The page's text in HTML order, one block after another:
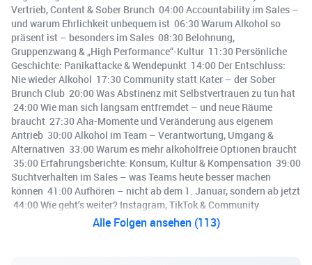
Vertrieb, Content & Sober Brunch 04:00 Accountability im Sales –
und warum Ehrlichkeit unbequem ist 06:30 Warum Alkohol so
präsent ist – besonders im Sales 08:30 Belohnung,
Gruppenzwang & „High Performance“-Kultur 11:30 Persönliche
Geschichte: Panikattacke & Wendepunkt 14:00 Der Entschluss:
Nie wieder Alkohol 17:30 Community statt Kater – der Sober
Brunch Club 20:00 Was Abstinenz mit Selbstvertrauen zu tun hat
24:00 Wie man sich langsam entfremdet – und neue Räume
braucht 27:30 Aha-Momente und Veränderung aus eigenem
Antrieb 30:00 Alkohol im Team – Verantwortung, Umgang &
Alternativen 33:00 Warum es mehr alkoholfreie Optionen braucht
35:00 Erfahrungsberichte: Konsum, Kultur & Kompensation 39:00
Suchtverhalten im Sales – was Teams heute besser machen
können 41:00 Aufhören – nicht ab dem 1. Januar, sondern ab jetzt
44:00 Wie geht’s weiter? Instagram, TikTok & Community
Alle Folgen ansehen (113)